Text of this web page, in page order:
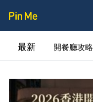
最新 開餐廳攻略